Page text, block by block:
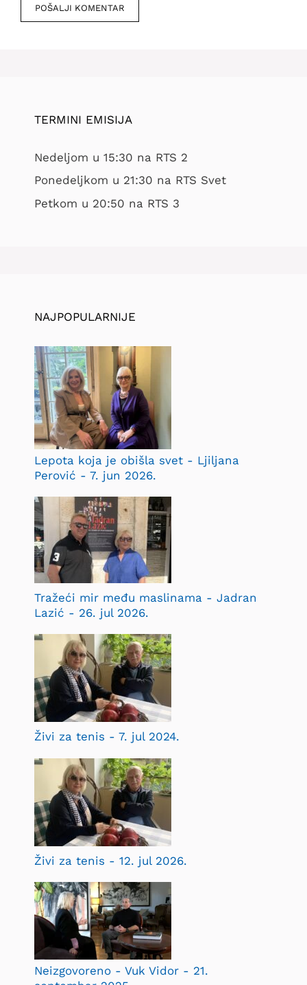
TERMINI EMISIJA
Nedeljom u 15:30 na RTS 2
Ponedeljkom u 21:30 na RTS Svet
Petkom u 20:50 na RTS 3
NAJPOPULARNIJE
Lepota koja je obišla svet - Ljiljana
Perović - 7. jun 2026.
Tražeći mir među maslinama - Jadran
Lazić - 26. jul 2026.
Živi za tenis - 7. jul 2024.
Živi za tenis - 12. jul 2026.
Neizgovoreno - Vuk Vidor - 21.